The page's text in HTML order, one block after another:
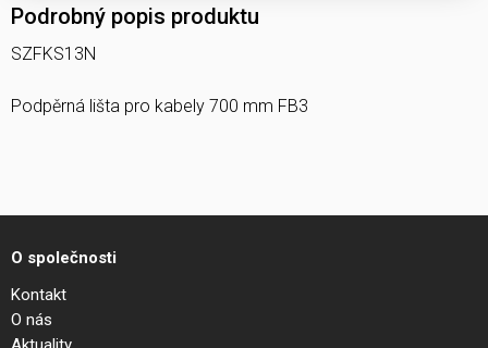
Podrobný popis produktu
SZFKS13N
Podpěrná lišta pro kabely 700 mm FB3
O společnosti
Kontakt
O nás